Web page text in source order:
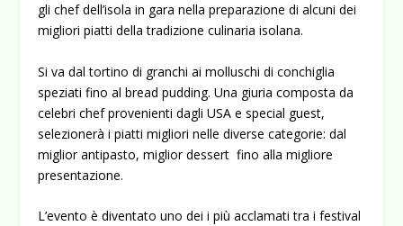
gli chef dell’isola in gara nella preparazione di alcuni dei
migliori piatti della tradizione culinaria isolana.
Si va dal tortino di granchi ai molluschi di conchiglia
speziati fino al bread pudding. Una giuria composta da
celebri chef provenienti dagli USA e special guest,
selezionerà i piatti migliori nelle diverse categorie: dal
miglior antipasto, miglior dessert fino alla migliore
presentazione.
L’evento è diventato uno dei i più acclamati tra i festival